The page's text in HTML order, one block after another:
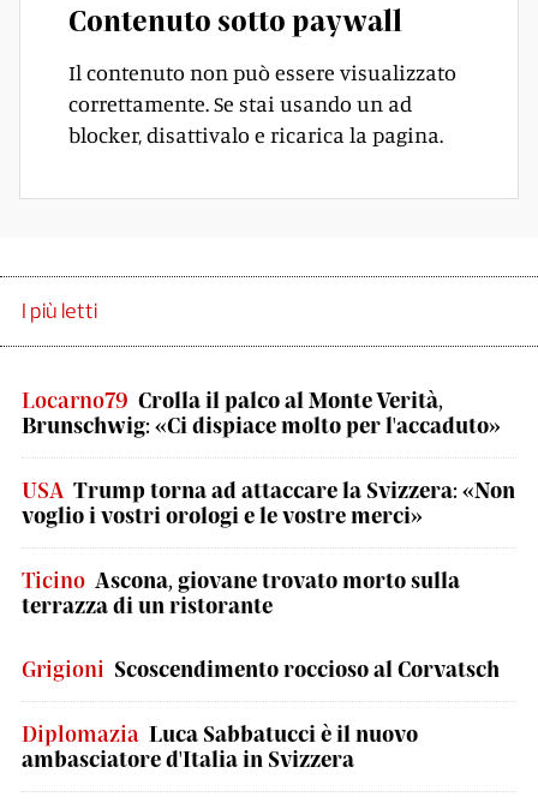
Contenuto sotto paywall
Il contenuto non può essere visualizzato
correttamente. Se stai usando un ad
blocker, disattivalo e ricarica la pagina.
I più letti
Locarno79 Crolla il palco al Monte Verità,
Brunschwig: «Ci dispiace molto per l'accaduto»
USA Trump torna ad attaccare la Svizzera: «Non
voglio i vostri orologi e le vostre merci»
Ticino Ascona, giovane trovato morto sulla
terrazza di un ristorante
Grigioni Scoscendimento roccioso al Corvatsch
Diplomazia Luca Sabbatucci è il nuovo
ambasciatore d'Italia in Svizzera